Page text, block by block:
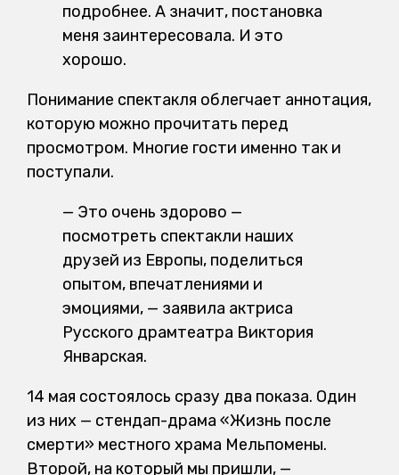
подробнее. А значит, постановка
меня заинтересовала. И это
хорошо.
Понимание спектакля облегчает аннотация,
которую можно прочитать перед
просмотром. Многие гости именно так и
поступали.
— Это очень здорово —
посмотреть спектакли наших
друзей из Европы, поделиться
опытом, впечатлениями и
эмоциями, — заявила актриса
Русского драмтеатра Виктория
Январская.
14 мая состоялось сразу два показа. Один
из них — стендап-драма «Жизнь после
смерти» местного храма Мельпомены.
Второй, на который мы пришли, —